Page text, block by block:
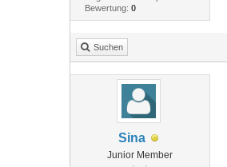
Bewertung: 0
Suchen
Sina
Junior Member